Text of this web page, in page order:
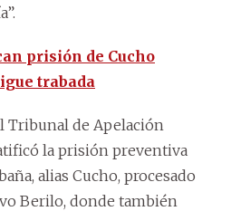
prisión de Cucho
trabada
Tribunal de Apelación
la prisión preventiva
alias Cucho, procesado
Berilo, donde también